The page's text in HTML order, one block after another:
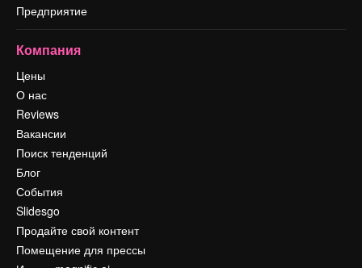
Предприятие
Компания
Цены
О нас
Reviews
Вакансии
Поиск тенденций
Блог
События
Slidesgo
Продайте свой контент
Помещение для прессы